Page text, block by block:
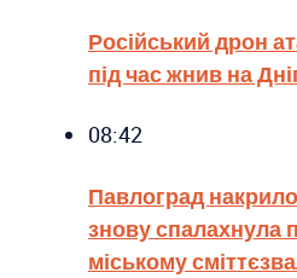
Російський дрон
під час жнив на
08:42
Павлоград
знову спалахнула
міському